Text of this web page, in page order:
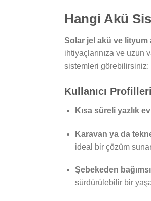
Hangi Akü
Solar jel akü ve lityum
ihtiyaçlarınıza ve uzun
sistemleri görebilirsiniz:
Kullanıcı
Kısa süreli yazlık
Karavan ya da
ideal bir çözüm
Şebekeden
sürdürülebilir bir